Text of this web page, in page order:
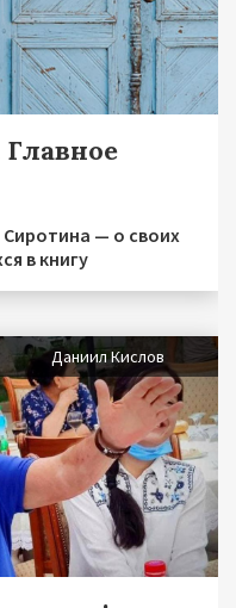
— о своих
в книгу
Даниил Кислов